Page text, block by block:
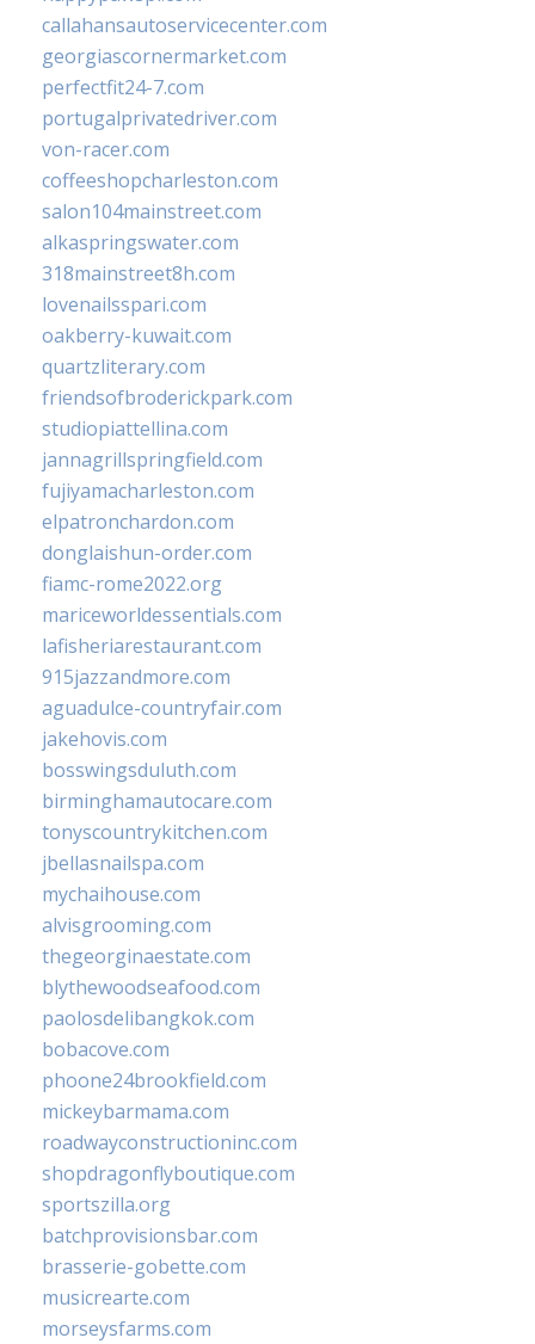
callahansautoservicecenter.com
georgiascornermarket.com
perfectfit24-7.com
portugalprivatedriver.com
von-racer.com
coffeeshopcharleston.com
salon104mainstreet.com
alkaspringswater.com
318mainstreet8h.com
lovenailsspari.com
oakberry-kuwait.com
quartzliterary.com
friendsofbroderickpark.com
studiopiattellina.com
jannagrillspringfield.com
fujiyamacharleston.com
elpatronchardon.com
donglaishun-order.com
fiamc-rome2022.org
mariceworldessentials.com
lafisheriarestaurant.com
915jazzandmore.com
aguadulce-countryfair.com
jakehovis.com
bosswingsduluth.com
birminghamautocare.com
tonyscountrykitchen.com
jbellasnailspa.com
mychaihouse.com
alvisgrooming.com
thegeorginaestate.com
blythewoodseafood.com
paolosdelibangkok.com
bobacove.com
phoone24brookfield.com
mickeybarmama.com
roadwayconstructioninc.com
shopdragonflyboutique.com
sportszilla.org
batchprovisionsbar.com
brasserie-gobette.com
musicrearte.com
morseysfarms.com